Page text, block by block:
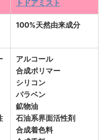
トドアミスト
100%天然由来成分
アルコール
合成ポリマー
シリコン
パラベン
鉱物油
石油系界面活性剤
合成着色料